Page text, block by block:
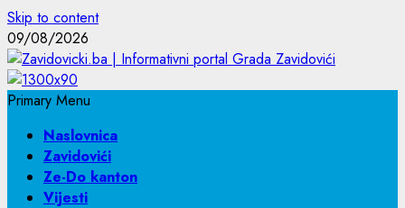
Skip to content
09/08/2026
Primary Menu
Naslovnica
Zavidovići
Ze-Do kanton
Vijesti